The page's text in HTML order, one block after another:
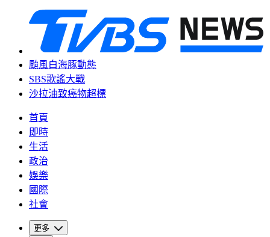
颱風白海豚動態
SBS歌謠大戰
沙拉油致癌物超標
首頁
即時
生活
政治
娛樂
國際
社會
更多